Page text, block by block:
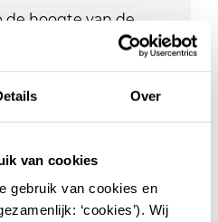
Over
van cookies
gebruik van cookies en
‘cookies’). Wij
de hoogte van de
Bij RB Academy…